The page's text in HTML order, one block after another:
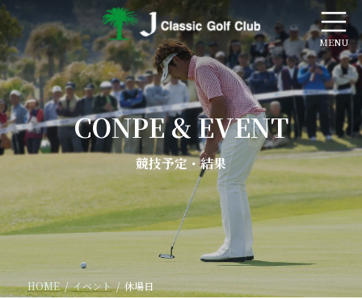
コ
ン
テ
ン
ツ
へ
ス
キ
ッ
プ
ナ
ビ
ゲ
ー
シ
ョ
ン
に
移
動
CONPE & EVENT
競技予定・結果
HOME イベント 休場日